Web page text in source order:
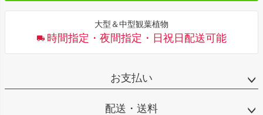
大型＆中型観葉植物
時間指定・夜間指定・日祝日配送可能
お支払い
配送・送料